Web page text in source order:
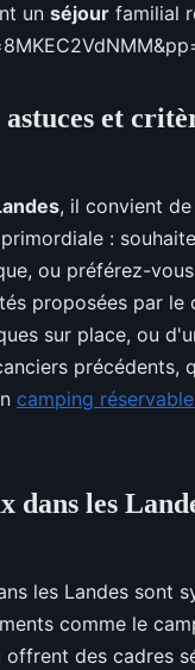
un séjour familial
et
, il convient
:
ou préférez-
proposées par
sur place, ou
précédents,
camping
les
les Landes sont
comme le
des cadres